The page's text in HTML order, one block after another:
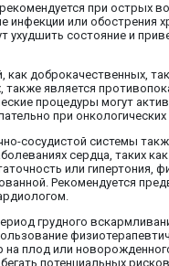
при острых
инфекции или обострения
ухудшить состояние и
как доброкачественных,
также является
процедуры могут
при
сосудистой системы
сердца, таких
или гипертония,
Рекомендуется
грудного
на плод или
потенциальных